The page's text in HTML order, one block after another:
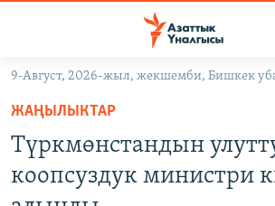
Навигацияга
өтүңүз
Издөөгө
салыңызКЫРГЫЗСТАН
ДҮЙНӨ
УКРАИНА
9-Август, 2026-жыл, жекшемби, Бишкек
ЖАҢЫЛЫКТАР
Түркмөнстандын
коопсуздук министри